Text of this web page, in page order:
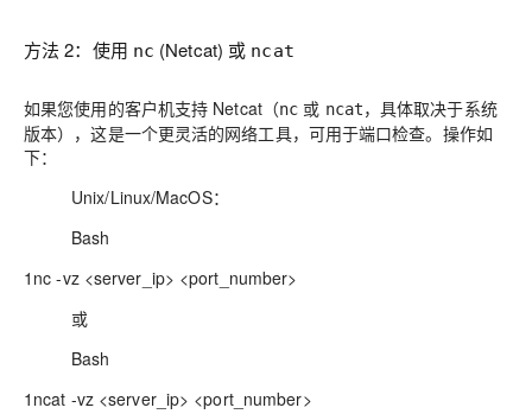
方法 2：使用 nc (Netcat) 或 ncat
如果您使用的客户机支持 Netcat（nc 或 ncat，具体取决于系统
版本），这是一个更灵活的网络工具，可用于端口检查。操作如
下：
Unix/Linux/MacOS：
Bash
1nc -vz <server_ip> <port_number>
或
Bash
1ncat -vz <server_ip> <port_number>